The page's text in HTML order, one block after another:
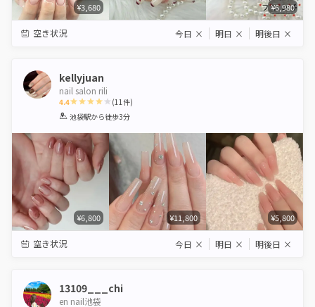
¥3,680 ¥6,980
空き状況 今日 × 明日 × 明後日 ×
kellyjuan
nail salon rili
4.4
1 2 3 4 5
(11件)
池袋駅から徒歩3分
¥6,800 ¥11,800 ¥5,800
空き状況 今日 × 明日 × 明後日 ×
13109___chi
en nail池袋